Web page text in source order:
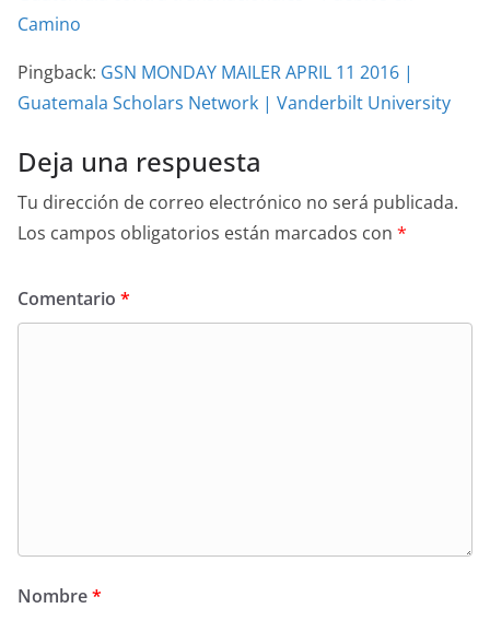
Camino
Pingback: GSN MONDAY MAILER APRIL 11 2016 |
Guatemala Scholars Network | Vanderbilt University
Deja una respuesta
Tu dirección de correo electrónico no será publicada.
Los campos obligatorios están marcados con *
Comentario *
Nombre*